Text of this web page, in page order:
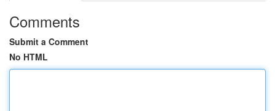
Comments
Submit a Comment
No HTML